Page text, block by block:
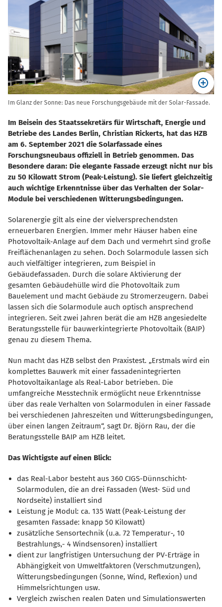
Im Glanz der Sonne: Das neue Forschungsgebäude mit der Solar-Fassade.
Im Beisein des Staatssekretärs für Wirtschaft, Energie und
Betriebe des Landes Berlin, Christian Rickerts, hat das HZB
am 6. September 2021 die Solarfassade eines
Forschungsneubaus offiziell in Betrieb genommen. Das
Besondere daran: Die elegante Fassade erzeugt nicht nur bis
zu 50 Kilowatt Strom (Peak-Leistung). Sie liefert gleichzeitig
auch wichtige Erkenntnisse über das Verhalten der Solar-
Module bei verschiedenen Witterungsbedingungen.
Solarenergie gilt als eine der vielversprechendsten
erneuerbaren Energien. Immer mehr Häuser haben eine
Photovoltaik-Anlage auf dem Dach und vermehrt sind große
Freiflächenanlagen zu sehen. Doch Solarmodule lassen sich
auch vielfältiger integrieren, zum Beispiel in
Gebäudefassaden. Durch die solare Aktivierung der
gesamten Gebäudehülle wird die Photovoltaik zum
Bauelement und macht Gebäude zu Stromerzeugern. Dabei
lassen sich die Solarmodule auch optisch ansprechend
integrieren. Seit zwei Jahren berät die am HZB angesiedelte
Beratungsstelle für bauwerkintegrierte Photovoltaik (BAIP)
genau zu diesem Thema.
Nun macht das HZB selbst den Praxistest. „Erstmals wird ein
komplettes Bauwerk mit einer fassadenintegrierten
Photovoltaikanlage als Real-Labor betrieben. Die
umfangreiche Messtechnik ermöglicht neue Erkenntnisse
über das reale Verhalten von Solarmodulen in einer Fassade
bei verschiedenen Jahreszeiten und Witterungsbedingungen,
über einen langen Zeitraum“, sagt Dr. Björn Rau, der die
Beratungsstelle BAIP am HZB leitet.
Das Wichtigste auf einen Blick:
das Real-Labor besteht aus 360 CIGS-Dünnschicht-
Solarmodulen, die an drei Fassaden (West- Süd und
Nordseite) installiert sind
Leistung je Modul: ca. 135 Watt (Peak-Leistung der
gesamten Fassade: knapp 50 Kilowatt)
zusätzliche Sensortechnik (u.a. 72 Temperatur-, 10
Bestrahlungs,- 4 Windsensoren) installiert
dient zur langfristigen Untersuchung der PV-Erträge in
Abhängigkeit von Umweltfaktoren (Verschmutzungen),
Witterungsbedingungen (Sonne, Wind, Reflexion) und
Himmelsrichtungen usw.
Vergleich zwischen realen Daten und Simulationswerten